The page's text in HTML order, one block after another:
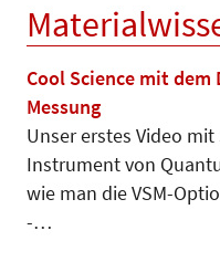
Cool Science mit dem
Messung
Unser erstes Video
Instrument von
wie man die VSM-
-…